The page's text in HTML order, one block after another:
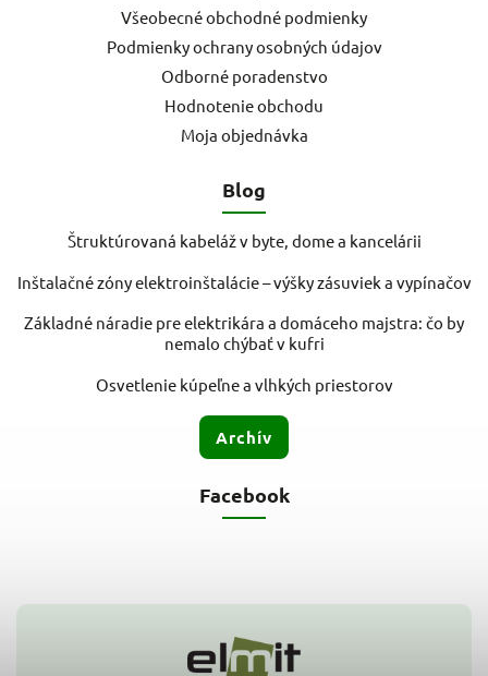
Všeobecné obchodné podmienky
Podmienky ochrany osobných údajov
Odborné poradenstvo
Hodnotenie obchodu
Moja objednávka
Blog
Štruktúrovaná kabeláž v byte, dome a kancelárii
Inštalačné zóny elektroinštalácie – výšky zásuviek a vypínačov
Základné náradie pre elektrikára a domáceho majstra: čo by
nemalo chýbať v kufri
Osvetlenie kúpeľne a vlhkých priestorov
Archív
Facebook